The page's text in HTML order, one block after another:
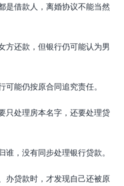
是借款人，离婚协议不能当然
方还款，但银行仍可能认为男
能仍按原合同追究责任。
只处理房本名字，还要处理贷
，没有同步处理银行贷款。
办贷款时，才发现自己还被原